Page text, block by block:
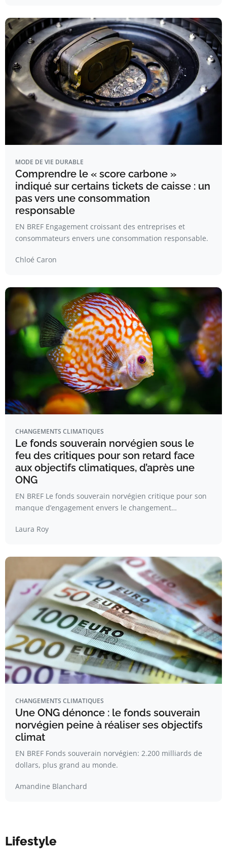
MODE DE VIE DURABLE
Comprendre le « score carbone »
indiqué sur certains tickets de caisse : un
pas vers une consommation
responsable
EN BREF Engagement croissant des entreprises et
consommateurs envers une consommation responsable.
Chloé Caron
CHANGEMENTS CLIMATIQUES
Le fonds souverain norvégien sous le
feu des critiques pour son retard face
aux objectifs climatiques, d’après une
ONG
EN BREF Le fonds souverain norvégien critique pour son
manque d’engagement envers le changement…
Laura Roy
CHANGEMENTS CLIMATIQUES
Une ONG dénonce : le fonds souverain
norvégien peine à réaliser ses objectifs
climat
EN BREF Fonds souverain norvégien: 2.200 milliards de
dollars, plus grand au monde.
Amandine Blanchard
Lifestyle